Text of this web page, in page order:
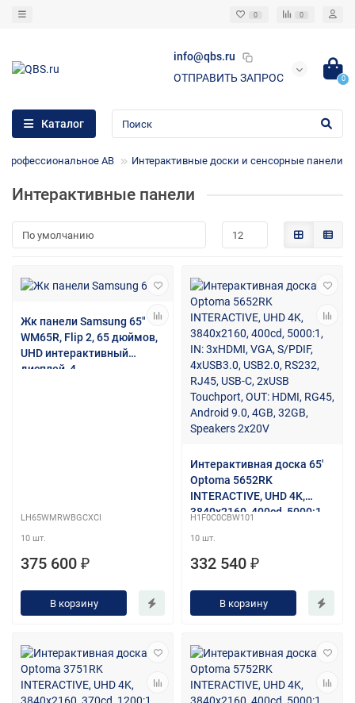
0 0
info@qbs.ru
ОТПРАВИТЬ ЗАПРОС
0
Каталог
Профессиональное АВ Интерактивные доски и сенсорные панели
Интерактивные панели
Жк панели Samsung 65"
WM65R, Flip 2, 65 дюймов,
UHD интерактивный
дисплей, 4
LH65WMRWBGCXCI
10 шт.
375 600 ₽
В корзину
Интерактивная доска 65'
Optoma 5652RK
INTERACTIVE, UHD 4K,
3840x2160, 400cd, 5000:1,
4xUSB3.0, USB2.0, RS232,
RJ45, USB-C, 2xUSB
RG45, Android 9.0, 4GB,
32GB, Speakers 2x20V
H1F0C0CBW101
10 шт.
332 540 ₽
В корзину